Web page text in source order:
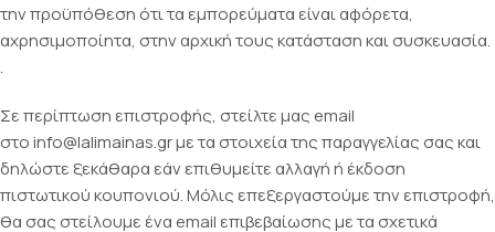
την προϋπόθεση ότι τα εμπορεύματα είναι αφόρετα,
αχρησιμοποίητα, στην αρχική τους κατάσταση και συσκευασία.
.
Σε περίπτωση επιστροφής, στείλτε μας email
στοinfo@lalimainas.grμε τα στοιχεία της παραγγελίας σας και
δηλώστε ξεκάθαρα εάν επιθυμείτε αλλαγή ή έκδοση
πιστωτικού κουπονιού. Μόλις επεξεργαστούμε την επιστροφή,
θα σας στείλουμε ένα email επιβεβαίωσης με τα σχετικά